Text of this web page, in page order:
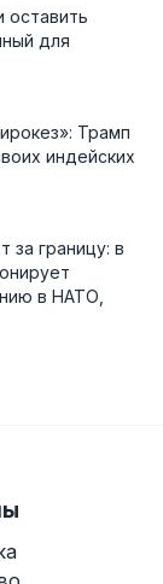
оставить
для
Трамп
индейских
за границу: в
в НАТО,